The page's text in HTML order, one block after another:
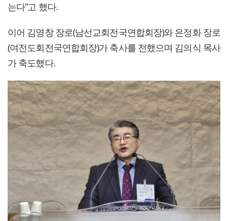
는다”고 했다.
이어 김영창 장로(남선교회전국연합회장)와 은정화 장로
(여전도회전국연합회장)가 축사를 전했으며 김의식 목사
가 축도했다.